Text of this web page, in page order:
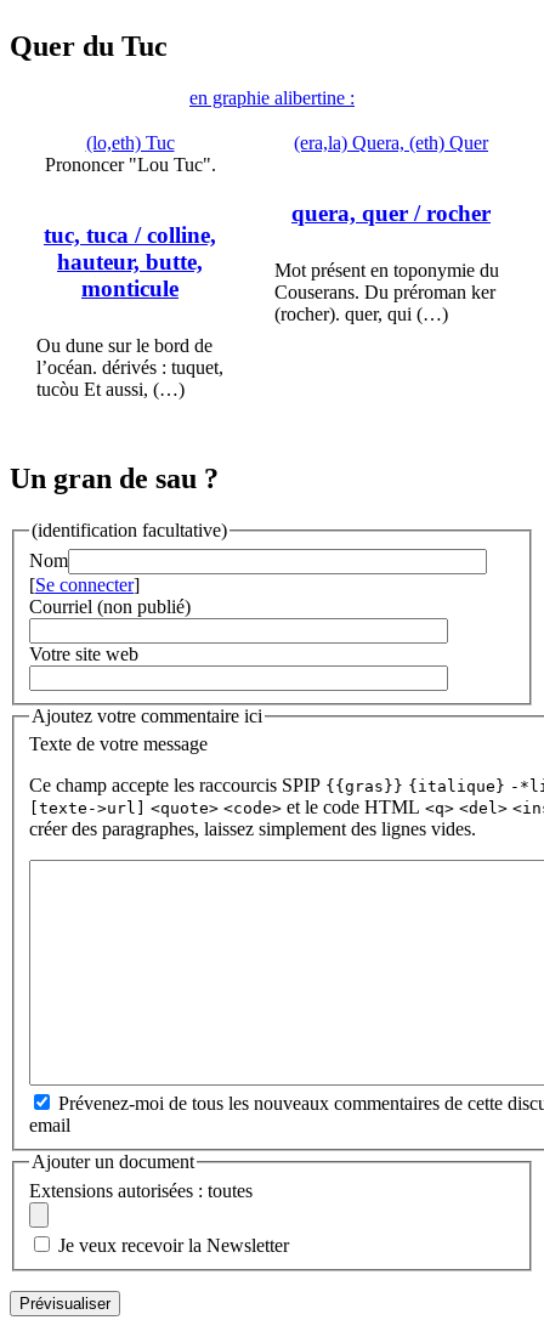
Quer du Tuc
en graphie alibertine :
(lo,eth) Tuc
Prononcer "Lou Tuc".
tuc, tuca / colline,
hauteur, butte,
monticule
Ou dune sur le bord de
l’océan. dérivés : tuquet,
tucòu Et aussi, (…)
(era,la) Quera, (eth) Quer
quera, quer / rocher
Mot présent en toponymie du
Couserans. Du préroman ker
(rocher). quer, qui (…)
Un gran de sau ?
(identification facultative)
Nom
[Se connecter]
Courriel (non publié)
Votre site web
Ajoutez votre commentaire ici
Texte de votre message
Ce champ accepte les raccourcis SPIP {{gras}} {italique} -
[texte->url]
<quote> <code> et le code HTML <q> <del>
créer des paragraphes, laissez simplement des lignes vides.
Prévenez-moi de tous les nouveaux commentaires de cette
email
Ajouter un document
Extensions autorisées : toutes
Je veux recevoir la Newsletter